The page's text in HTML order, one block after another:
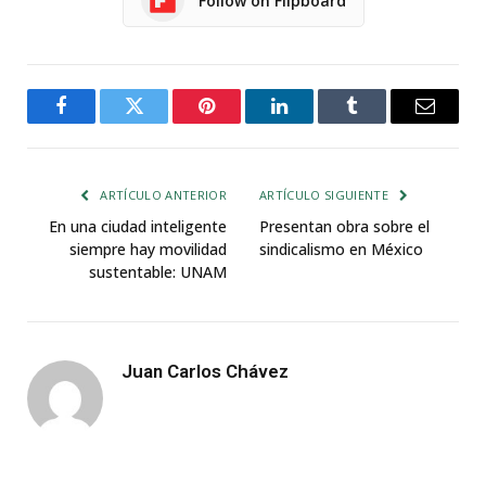
FacebookTwitter Pinterest LinkedInTumblr Email
ARTÍCULO ANTERIOR
En una ciudad inteligente
siempre hay movilidad
sustentable: UNAM
ARTÍCULO SIGUIENTE
Presentan obra sobre el
sindicalismo en México
Juan Carlos Chávez